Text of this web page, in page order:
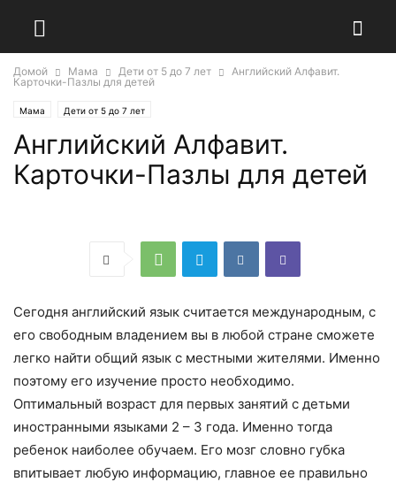
Домой Мама Дети от 5 до 7 лет
Английский Алфавит.
Карточки-Пазлы для детей
Мама Дети от 5 до 7 лет
Английский Алфавит.
Карточки-Пазлы для детей
Сегодня английский язык считается международным, с
его свободным владением вы в любой стране сможете
легко найти общий язык с местными жителями. Именно
поэтому его изучение просто необходимо.
Оптимальный возраст для первых занятий с детьми
иностранными языками 2 – 3 года. Именно тогда
ребенок наиболее обучаем. Его мозг словно губка
впитывает любую информацию, главное ее правильно